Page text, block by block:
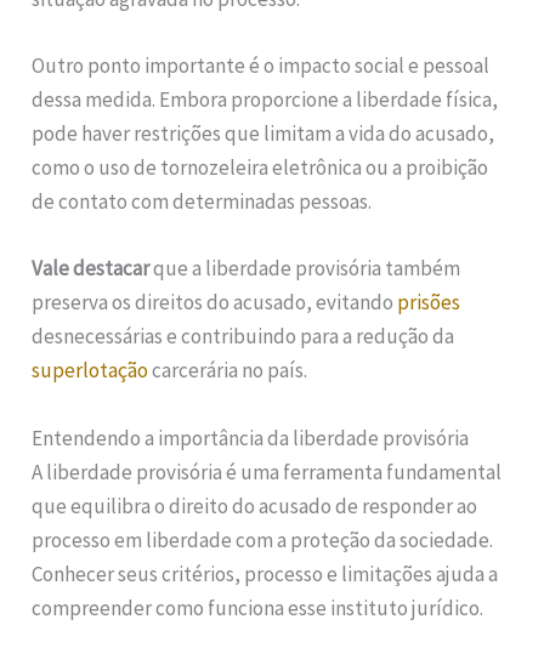
Outro ponto importante é o impacto social e pessoal
dessa medida. Embora proporcione a liberdade física,
pode haver restrições que limitam a vida do acusado,
como o uso de tornozeleira eletrônica ou a proibição
de contato com determinadas pessoas.
Vale destacarque a liberdade provisória também
preserva os direitos do acusado, evitando prisões
desnecessárias e contribuindo para a redução da
superlotaçãocarcerária no país.
Entendendo a importância da liberdade provisória
A liberdade provisória é uma ferramenta fundamental
que equilibra o direito do acusado de responder ao
processo em liberdade com a proteção da sociedade.
Conhecer seus critérios, processo e limitações ajuda a
compreender como funciona esse instituto jurídico.